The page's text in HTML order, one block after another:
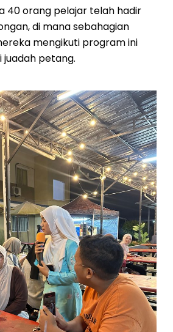
40 orang pelajar telah hadir
di mana sebahagian
mengikuti program ini
petang.